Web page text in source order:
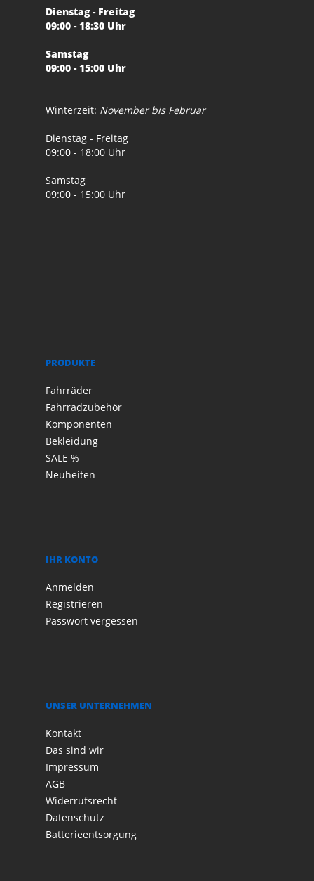
Dienstag - Freitag
09:00 - 18:30 Uhr
Samstag
09:00 - 15:00 Uhr
Winterzeit: November bis Februar
Dienstag - Freitag
09:00 - 18:00 Uhr
Samstag
09:00 - 15:00 Uhr
PRODUKTE
Fahrräder
Fahrradzubehör
Komponenten
Bekleidung
SALE %
Neuheiten
IHR KONTO
Anmelden
Registrieren
Passwort vergessen
UNSER UNTERNEHMEN
Kontakt
Das sind wir
Impressum
AGB
Widerrufsrecht
Datenschutz
Batterieentsorgung